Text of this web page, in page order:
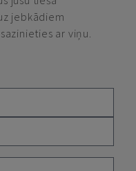
jebkādiem
ar viņu.